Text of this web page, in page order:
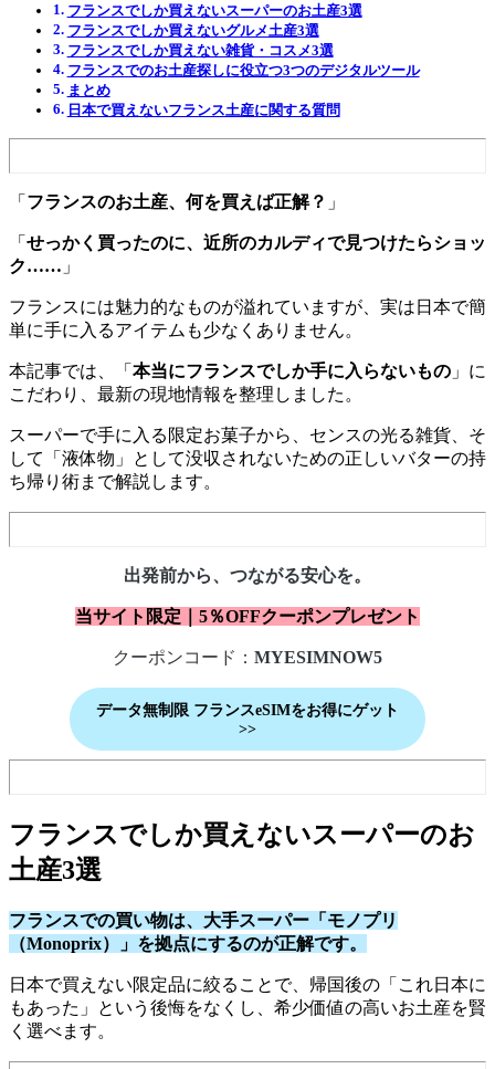
フランスでしか買えないスーパーのお土産3選
フランスでしか買えないグルメ土産3選
フランスでしか買えない雑貨・コスメ3選
フランスでのお土産探しに役立つ3つのデジタルツール
まとめ
日本で買えないフランス土産に関する質問
「 フランスのお土産、何を買えば正解？ 」
「 せっかく買ったのに、近所のカルディで見つけたらショッ
ク…… 」
フランスには魅力的なものが溢れていますが、実は日本で簡
単に手に入るアイテムも少なくありません。
本記事では、「 本当にフランスでしか手に入らないもの 」に
こだわり、最新の現地情報を整理しました。
スーパーで手に入る限定お菓子から、センスの光る雑貨、そ
して「液体物」として没収されないための正しいバターの持
ち帰り術まで解説します。
出発前から、つながる安心を。
当サイト限定｜5％OFFクーポンプレゼント
クーポンコード： MYESIMNOW5
データ無制限 フランスeSIMをお得にゲット
>>
フランスでしか買えないスーパーのお
土産3選
フランスでの買い物は、大手スーパー「モノプリ
（Monoprix）」を拠点にするのが正解です。
日本で買えない限定品に絞ることで、帰国後の「これ日本に
もあった」という後悔をなくし、希少価値の高いお土産を賢
く選べます。